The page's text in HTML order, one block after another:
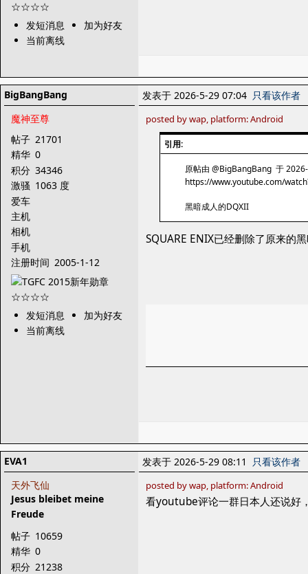
发短消息
加为好友
当前离线
BigBangBang
魔神至尊
帖子 21701
精华 0
积分 34346
激骚 1063 度
爱车
主机
相机
手机
注册时间 2005-1-12
发短消息
加为好友
当前离线
发表于 2026-5-29 07:04 只看该作者
posted by wap, platform: Android
引用:
原帖由 @BigBangBang 于
https://www.youtube.com/
黑暗成人的DQXII
SQUARE ENIX已经删除了原来的
EVA1
天外飞仙
Jesus bleibet meine
Freude
帖子 10659
精华 0
积分 21238
发表于 2026-5-29 08:11 只看该作者
posted by wap, platform: Android
看youtube评论一群日本人还说好